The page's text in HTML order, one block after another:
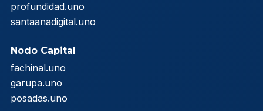
profundidad.uno
santaanadigital.uno
Nodo Capital
fachinal.uno
garupa.uno
posadas.uno